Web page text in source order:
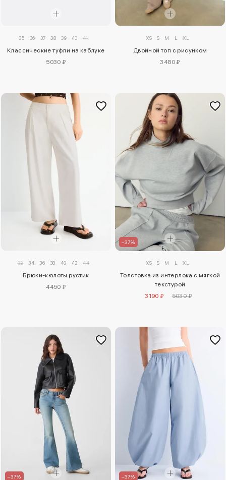
35 36 37 38 39 40 41
Классические туфли на каблуке
5030 ₽
XS S M L XL
Двойной топ с рисунком
3480 ₽
32 34 36 38 40 42 44
Брюки-кюлоты рустик
4450 ₽
–37%
XS S M L XL
Толстовка из интерлока с мягкой
текстурой
3190 ₽
5030 ₽
–37% –37%